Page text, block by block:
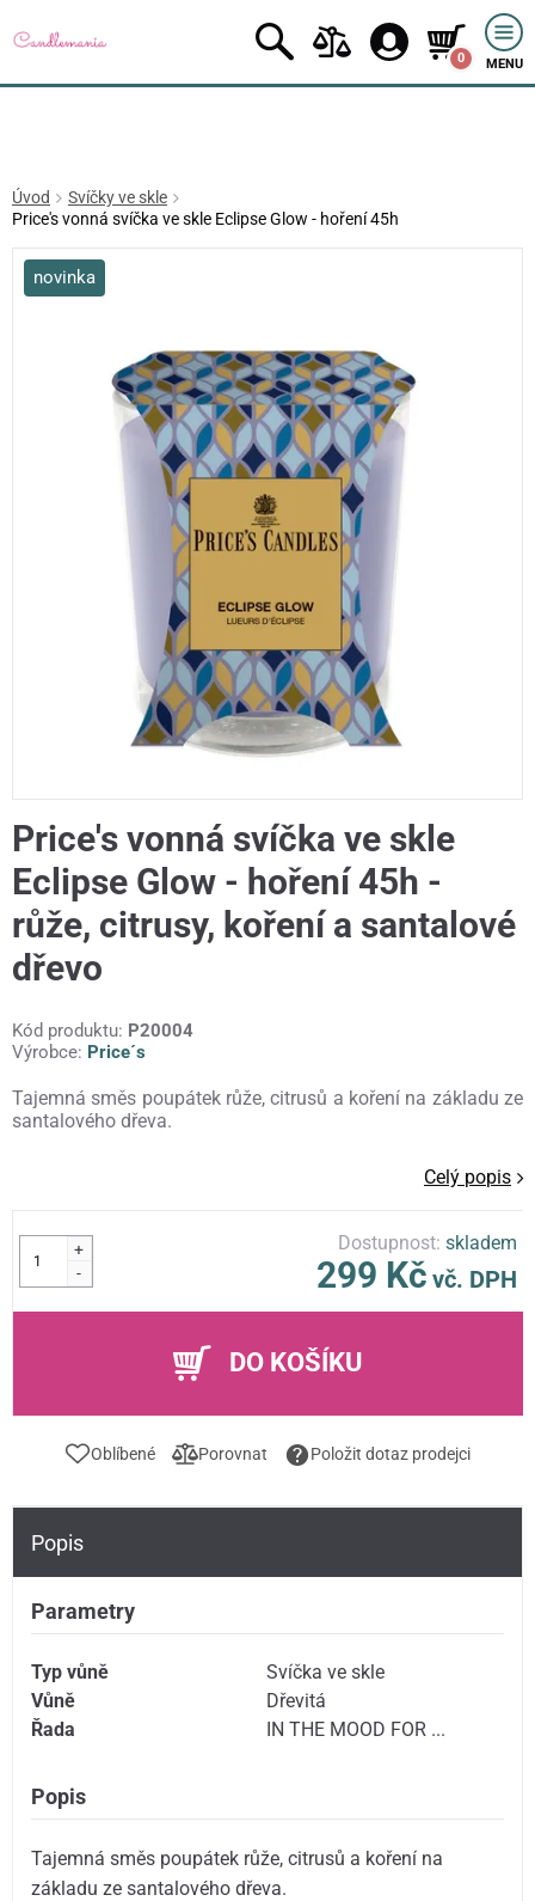
0 MENU
Úvod
Svíčky ve skle
Price's vonná svíčka ve skle Eclipse Glow - hoření 45h
novinka
Price's vonná svíčka ve skle
Eclipse Glow - hoření 45h -
růže, citrusy, koření a santalové
dřevo
Kód produktu: P20004
Výrobce: Price´s
Tajemná směs poupátek růže, citrusů a koření na základu ze
santalového dřeva.
Celý popis
+
-
Dostupnost:skladem
299 Kč vč. DPH
DO KOŠÍKU
Oblíbené Porovnat Položit dotaz prodejci
Popis
Parametry
Typ vůně
Svíčka ve skle
Vůně
Dřevitá
Řada
IN THE MOOD FOR ...
Popis
Tajemná směs poupátek růže, citrusů a koření na
základu ze santalového dřeva.